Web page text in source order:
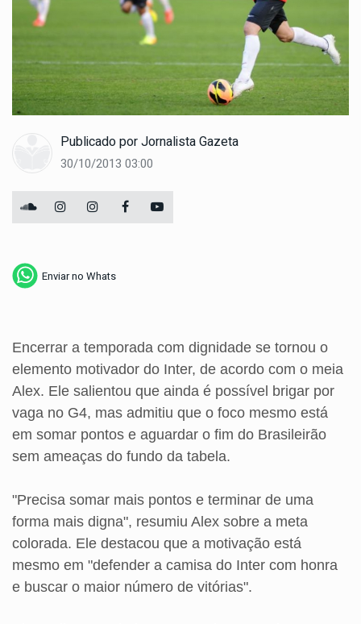
Publicado porJornalista Gazeta
30/10/2013 03:00
Enviar no Whats
Encerrar a temporada com dignidade se tornou o
elemento motivador do Inter, de acordo com o meia
Alex. Ele salientou que ainda é possível brigar por
vaga no G4, mas admitiu que o foco mesmo está
em somar pontos e aguardar o fim do Brasileirão
sem ameaças do fundo da tabela.
"Precisa somar mais pontos e terminar de uma
forma mais digna", resumiu Alex sobre a meta
colorada. Ele destacou que a motivação está
mesmo em "defender a camisa do Inter com honra
e buscar o maior número de vitórias".